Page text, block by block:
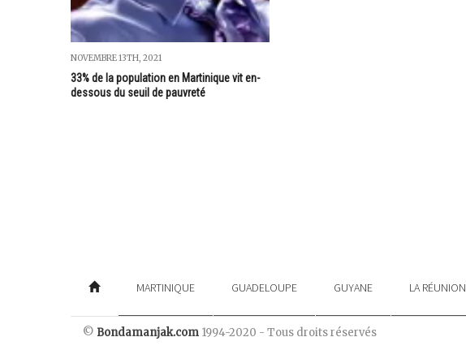
NOVEMBRE 13TH, 2021
33% de la population en Martinique vit en-
dessous du seuil de pauvreté
MARTINIQUE GUADELOUPE GUYANE LA RÉUNION
© Bondamanjak.com 1994-2020 - Tous droits réservés